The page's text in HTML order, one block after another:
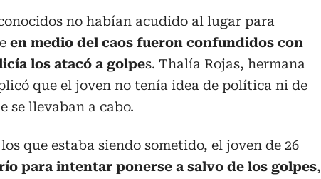
no habían acudido al lugar para
en medio del caos fueron confundidos con
los atacó a golpes. Thalía Rojas, hermana
que el joven no tenía idea de política ni de
se llevaban a cabo.
que estaba siendo sometido, el joven de 26
para intentar ponerse a salvo de los golpes,